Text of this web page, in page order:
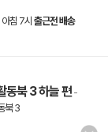
침 7시 출근전 배송
동북 3 하늘 편 -
북 3